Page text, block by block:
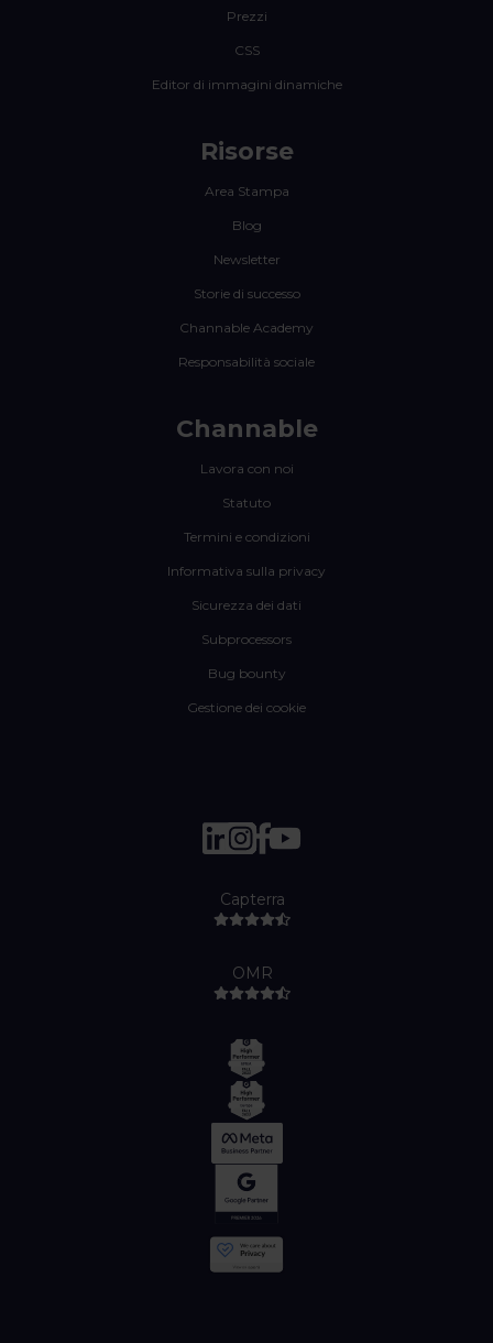
Prezzi
CSS
Editor di immagini dinamiche
Risorse
Area Stampa
Blog
Newsletter
Storie di successo
Channable Academy
Responsabilità sociale
Channable
Lavora con noi
Statuto
Termini e condizioni
Informativa sulla privacy
Sicurezza dei dati
Subprocessors
Bug bounty
Gestione dei cookie
Capterra
OMR